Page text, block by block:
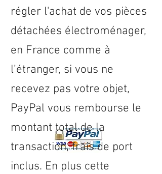
régler l'achat de vos pièces
détachées électroménager,
en France comme à
l’étranger, si vous ne
recevez pas votre objet,
PayPal vous rembourse le
montant total de la
transaction, frais de port
inclus. En plus cette